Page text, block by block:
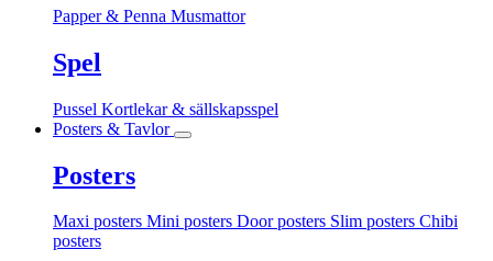
Papper & Penna Musmattor
Spel
Pussel Kortlekar & sällskapsspel
Posters & Tavlor
Posters
Maxi posters Mini posters Door posters Slim posters Chibi
posters